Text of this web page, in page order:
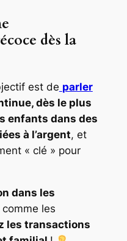
dès la
est de parler
dès le plus
enfants dans des
à l’argent, et
« clé » pour
dans les
comme les
les transactions